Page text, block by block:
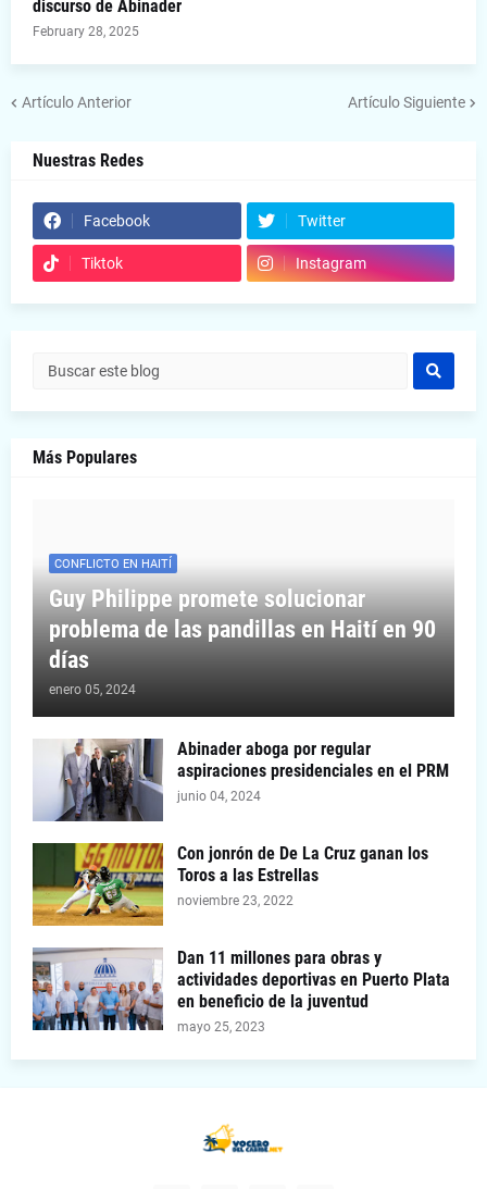
discurso de Abinader
February 28, 2025
Artículo Anterior Artículo Siguiente
Nuestras Redes
Facebook Twitter
Tiktok Instagram
Más Populares
CONFLICTO EN HAITÍ
Guy Philippe promete solucionar
problema de las pandillas en Haití en 90
días
enero 05, 2024
Abinader aboga por regular
aspiraciones presidenciales en el PRM
junio 04, 2024
Con jonrón de De La Cruz ganan los
Toros a las Estrellas
noviembre 23, 2022
Dan 11 millones para obras y
actividades deportivas en Puerto Plata
en beneficio de la juventud
mayo 25, 2023